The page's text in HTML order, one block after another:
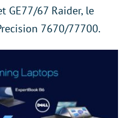
GE77/67 Raider, le
7670/77700.